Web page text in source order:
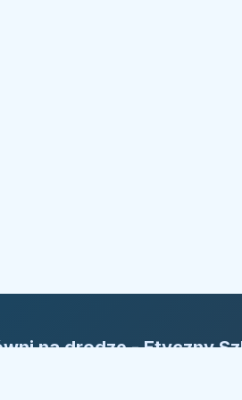
na drodze - Etyczny